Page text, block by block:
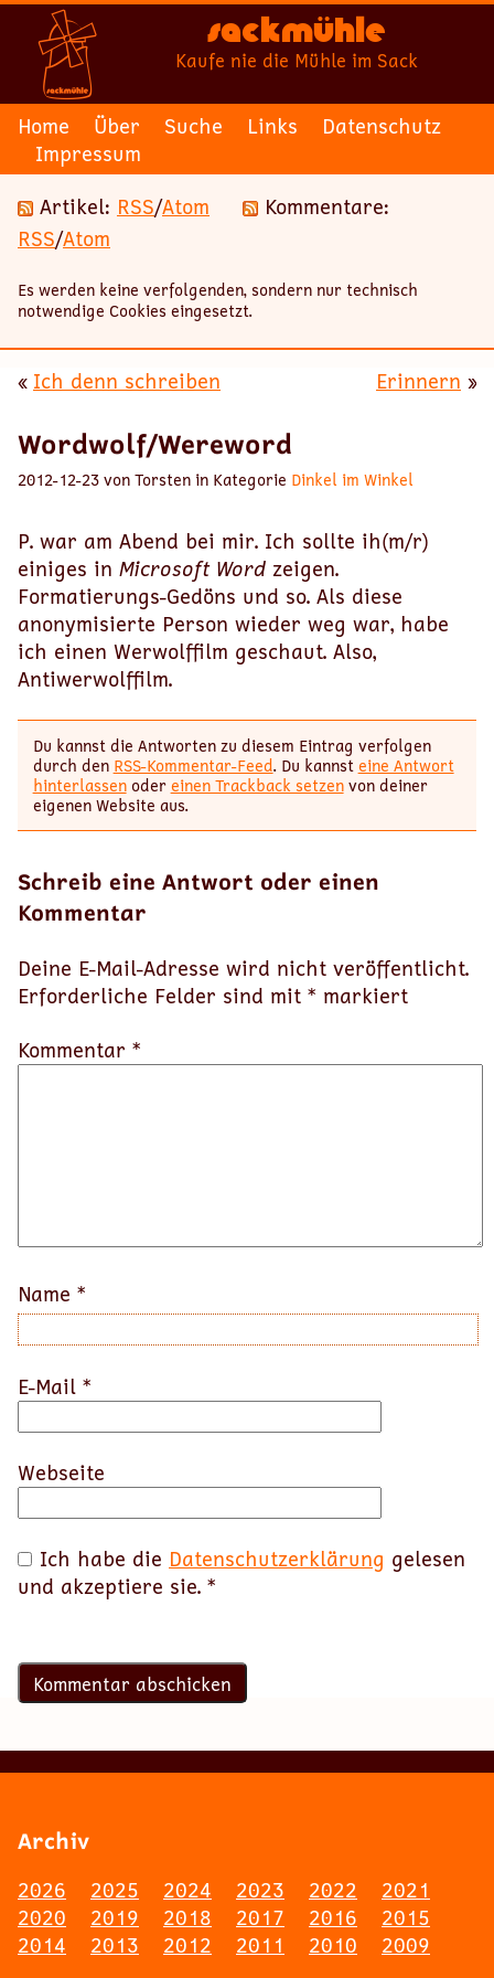
Sackmühle
Kaufe nie die Mühle im Sack
Home Über Suche Links
Datenschutz
Impressum
Artikel: RSS/Atom
Kommentare:
RSS/Atom
Es werden keine verfolgenden, sondern nur technisch
notwendige Cookies eingesetzt.
« Ich denn schreiben Erinnern »
Wordwolf/Wereword
2012-12-23 von Torsten in Kategorie Dinkel im Winkel
P. war am Abend bei mir. Ich sollte ih(m/r)
einiges in Microsoft Word zeigen.
Formatierungs-Gedöns und so. Als diese
anonymisierte Person wieder weg war, habe
ich einen Werwolffilm geschaut. Also,
Antiwerwolffilm.
Du kannst die Antworten zu diesem Eintrag verfolgen
durch den RSS-Kommentar-Feed. Du kannsteine Antwort
hinterlassenodereinen Trackback setzenvon deiner
eigenen Website aus.
Schreib eine Antwort oder einen
Kommentar
Deine E-Mail-Adresse wird nicht veröffentlicht.
Erforderliche Felder sind mit * markiert
Kommentar *
Name *
E-Mail *
Webseite
Ich habe die Datenschutzerklärung gelesen
und akzeptiere sie. *
Archiv
2026 2025 2024 2023 2022
2021
2020
2019 2018 2017 2016
2015
2014
2013 2012 2011 2010 2009